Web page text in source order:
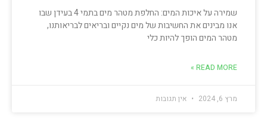
שמירה על איכות המים: החלפת מטהר מים בתמי 4 בעידן שבו
אנו מבינים את החשיבות של מים נקיים ובריאים לבריאותנו,
מטהר המים הופך להיות כלי
READ MORE »
מרץ 6, 2024 אין תגובות